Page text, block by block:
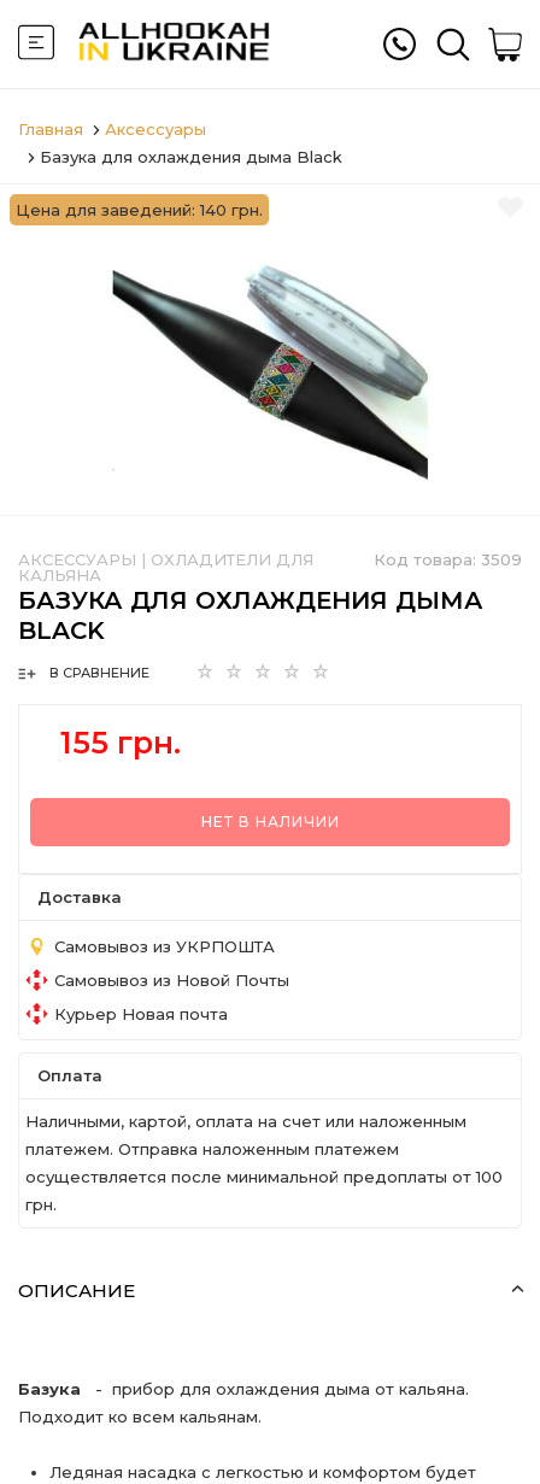
Главная
Аксессуары
Базука для охлаждения дыма Black
Цена для заведений: 140 грн.
Код товара: 3509
АКСЕССУАРЫ | ОХЛАДИТЕЛИ ДЛЯ
КАЛЬЯНА
БАЗУКА ДЛЯ ОХЛАЖДЕНИЯ ДЫМА
BLACK
В СРАВНЕНИЕ
155 грн.
НЕТ В НАЛИЧИИ
Доставка
Самовывоз из УКРПОШТА
Самовывоз из Новой Почты
Курьер Новая почта
Оплата
Наличными, картой, оплата на счет или наложенным
платежем. Отправка наложенным платежем
осуществляется после минимальной предоплаты от 100
грн.
ОПИСАНИЕ
Базука - прибор для охлаждения дыма от кальяна.
Подходит ко всем кальянам.
Ледяная насадка с легкостью и комфортом будет